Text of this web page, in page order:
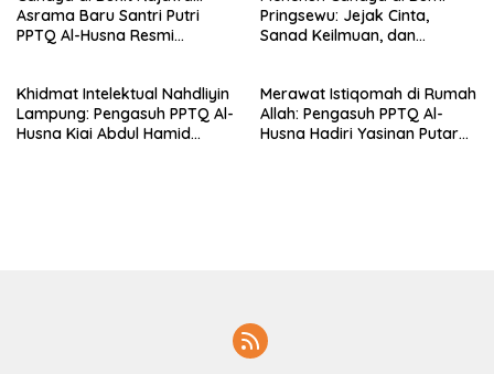
Asrama Baru Santri Putri
PPTQ Al-Husna Resmi
Pringsewu: Jejak Cinta,
Sanad Keilmuan, dan
Nahdlatul Ulama
Khidmat Intelektual Nahdliyin
Lampung: Pengasuh PPTQ Al-
Husna Kiai Abdul Hamid
Merawat Istiqomah di Rumah
Allah: Pengasuh PPTQ Al-
Husna Hadiri Yasinan Putaran